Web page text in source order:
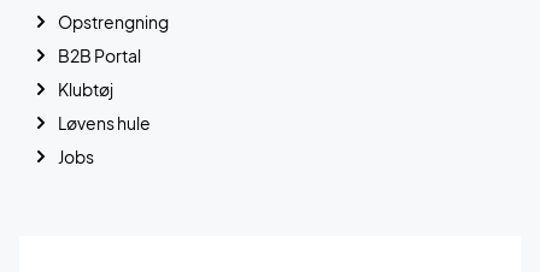
Opstrengning
B2B Portal
Klubtøj
Løvens hule
Jobs